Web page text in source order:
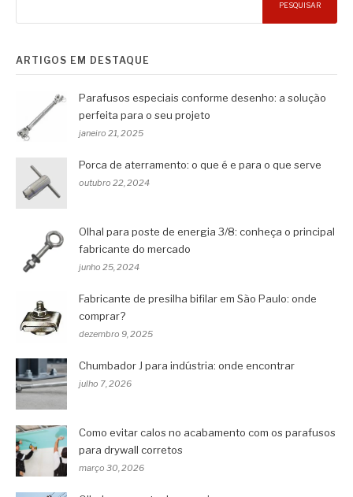
PESQUISAR
ARTIGOS EM DESTAQUE
Parafusos especiais conforme desenho: a solução
perfeita para o seu projeto
janeiro 21, 2025
Porca de aterramento: o que é e para o que serve
outubro 22, 2024
Olhal para poste de energia 3/8: conheça o principal
fabricante do mercado
junho 25, 2024
Fabricante de presilha bifilar em São Paulo: onde
comprar?
dezembro 9, 2025
Chumbador J para indústria: onde encontrar
julho 7, 2026
Como evitar calos no acabamento com os parafusos
para drywall corretos
março 30, 2026